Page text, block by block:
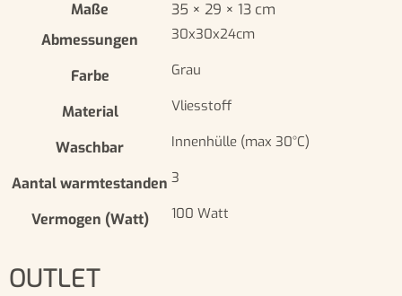
Maße
35 × 29 × 13 cm
Abmessungen
30x30x24cm
Farbe Grau
Material Vliesstoff
Waschbar Innenhülle (max 30°C)
Aantal warmtestanden 3
Vermogen (Watt) 100 Watt
OUTLET